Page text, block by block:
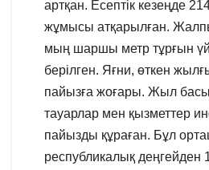
артқан. Есептік кезеңде
жұмысы атқарылған.
мың шаршы метр тұрғын
берілген. Яғни, өткен
пайызға жоғары. Жыл
тауарлар мен қызметтер
пайызды құраған. Бұл
республикалық деңгейден